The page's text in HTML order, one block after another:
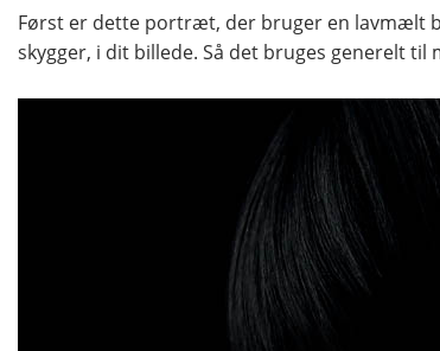
Først er dette portræt, der bruger en lavmælt
skygger, i dit billede. Så det bruges generelt